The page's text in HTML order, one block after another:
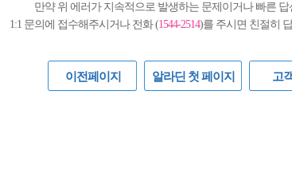
만약 위 에러가 지속적으로 발생하는 문제이거나 빠른 답
1:1 문의에 접수해주시거나 전화 (1544-2514)를 주시면 친절히
이전페이지 알라딘 첫 페이지 고